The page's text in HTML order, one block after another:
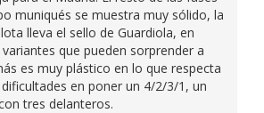
muniqués se muestra muy sólido, la
lleva el sello de Guardiola, en
que pueden sorprender a
es muy plástico en lo que respecta
en poner un 4/2/3/1, un
tres delanteros.